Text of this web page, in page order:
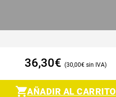
36,30€ 30,00€
AÑADIR AL CARRITO